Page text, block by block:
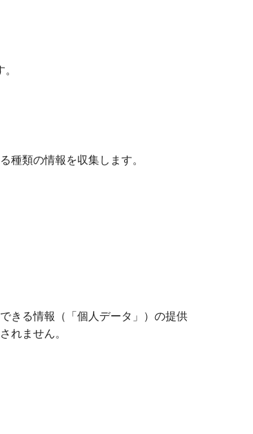
種類の情報を収集します。
きる情報（「個人データ」）の提供
れません。